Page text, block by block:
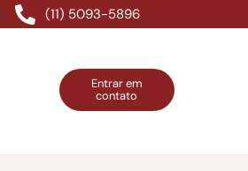
(11) 5093-5896
Entrar em
contato